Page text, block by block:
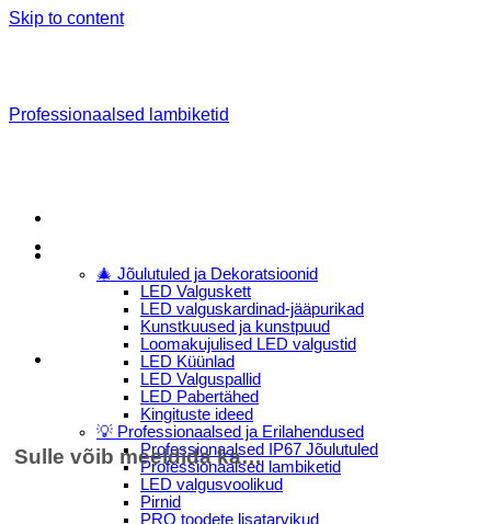
Skip to content
🎄 Jõulutuled ja Dekoratsioonid
LED Valguskett
LED valguskardinad-jääpurikad
Kunstkuused ja kunstpuud
Loomakujulised LED valgustid
LED Küünlad
LED Valguspallid
LED Pabertähed
Kingituste ideed
💡 Professionaalsed ja Erilahendused
Professionaalsed IP67 Jõulutuled
Professionaalsed lambiketid
LED valgusvoolikud
Pirnid
PRO toodete lisatarvikud
Professionaalsed lambiketid
Sulle võib meeldida ka…